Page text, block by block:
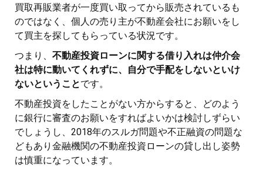
買取再販業者が一度買い取ってから販売されているも
のではなく、個人の売り主が不動産会社にお願いをし
て買主を探してもらっている状況です。
つまり、 不動産投資ローンに関する借り入れは仲介会
社は特に動いてくれずに、自分で手配をしないといけ
ないということです。
不動産投資をしたことがない方からすると、どのよう
に銀行に審査のお願いをすればよいかは検討しずらい
でしょうし、2018年のスルガ問題や不正融資の問題な
どもあり金融機関の不動産投資ローンの貸し出し姿勢
は慎重になっています。